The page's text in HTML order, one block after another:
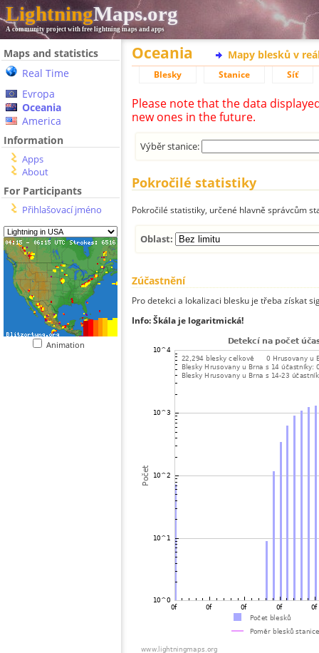
LightningMaps.org
A community project with free lightning maps and apps
Maps and statistics
Real Time
Evropa
Oceania
America
Information
Apps
About
For Participants
Přihlašovací jméno
Animation
Oceania Mapy blesků v
Blesky Stanice Síť
Please note that the data
new ones in the future.
Výběr stanice:
Pokročilé statistiky
Pokročilé statistiky, určené hlavně správcům
Oblast:
Zúčastnění
Pro detekci a lokalizaci blesku je třeba získat
Info: Škála je logaritmická!